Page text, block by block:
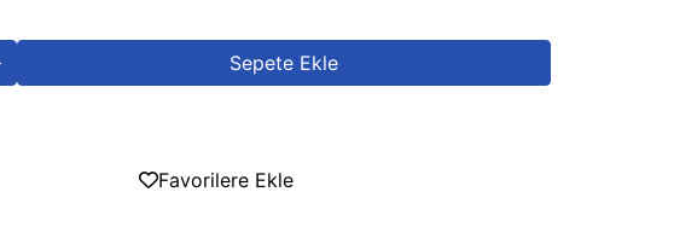
Sepete Ekle
Favorilere Ekle